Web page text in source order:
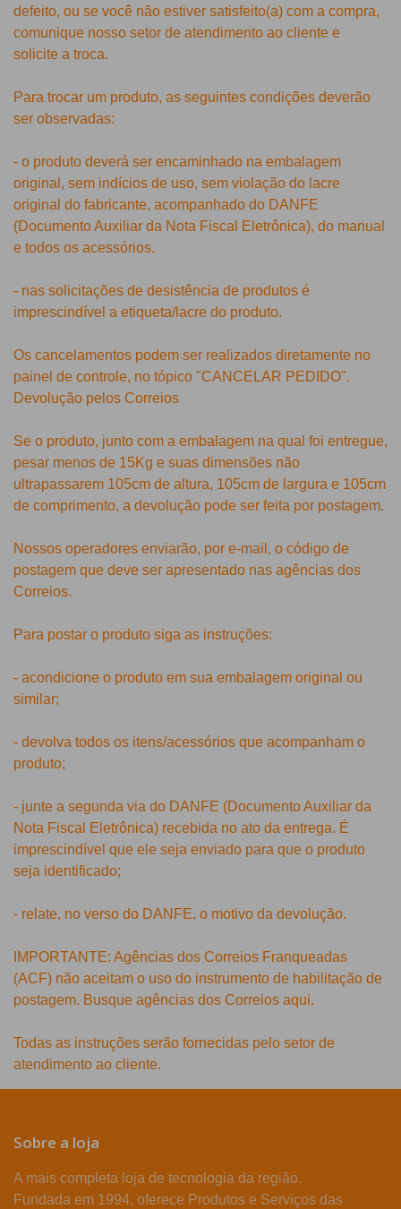
defeito, ou se você não estiver satisfeito(a) com a compra,
comunique nosso setor de atendimento ao cliente e
solicite a troca.
Para trocar um produto, as seguintes condições deverão
ser observadas:
- o produto deverá ser encaminhado na embalagem
original, sem indícios de uso, sem violação do lacre
original do fabricante, acompanhado do DANFE
(Documento Auxiliar da Nota Fiscal Eletrônica), do manual
e todos os acessórios.
- nas solicitações de desistência de produtos é
imprescindível a etiqueta/lacre do produto.
Os cancelamentos podem ser realizados diretamente no
painel de controle, no tópico "CANCELAR PEDIDO".
Devolução pelos Correios
Se o produto, junto com a embalagem na qual foi entregue,
pesar menos de 15Kg e suas dimensões não
ultrapassarem 105cm de altura, 105cm de largura e 105cm
de comprimento, a devolução pode ser feita por postagem.
Nossos operadores enviarão, por e-mail, o código de
postagem que deve ser apresentado nas agências dos
Correios.
Para postar o produto siga as instruções:
- acondicione o produto em sua embalagem original ou
similar;
- devolva todos os itens/acessórios que acompanham o
produto;
- junte a segunda via do DANFE (Documento Auxiliar da
Nota Fiscal Eletrônica) recebida no ato da entrega. É
imprescindível que ele seja enviado para que o produto
seja identificado;
- relate, no verso do DANFE, o motivo da devolução.
IMPORTANTE: Agências dos Correios Franqueadas
(ACF) não aceitam o uso do instrumento de habilitação de
postagem. Busque agências dos Correios aqui.
Todas as instruções serão fornecidas pelo setor de
atendimento ao cliente.
Sobre a loja
A mais completa loja de tecnologia da região.
Fundada em 1994, oferece Produtos e Serviços das